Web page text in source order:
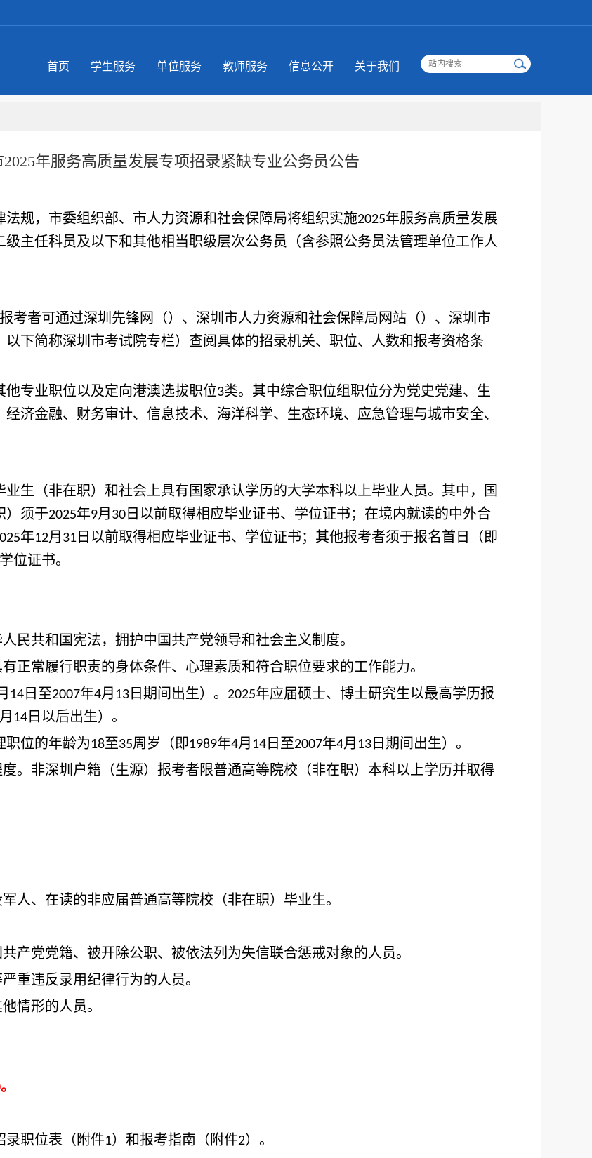
首页 学生服务 单位服务 教师服务 信息公开 关于我们
2025年服务高质量发展专项招录紧缺专业公务员公告
规，市委组织部、市人力资源和社会保障局将组织实施2025年服务高质量发展
主任科员及以下和其他相当职级层次公务员（含参照公务员法管理单位工作人
考者可通过深圳先锋网（）、深圳市人力资源和社会保障局网站（）、深圳市
以下简称深圳市考试院专栏）查阅具体的招录机关、职位、人数和报考资格条
专业职位以及定向港澳选拔职位3类。其中综合职位组职位分为党史党建、生
济金融、财务审计、信息技术、海洋科学、生态环境、应急管理与城市安全、
业生（非在职）和社会上具有国家承认学历的大学本科以上毕业人员。其中，国
）须于2025年9月 30 日以前取得相应毕业证书、学位证书；在境内就读的中外合
年12月 31 日以前取得相应毕业证书、学位证书；其他报考者须于报名首日（即
位证书。
民共和国宪法，拥护中国共产党领导和社会主义制度。
正常履行职责的身体条件、心理素质和符合职位要求的工作能力。
14 日至2007年4月 13 日期间出生）。 2025年应届硕士、博士研究生以最高学历报
月 14 日以后出生）。
位的年龄为18至35周岁（即1989年4月 14 日至2007年4月 13 日期间出生）。
。非深圳户籍（生源）报考者限普通高等院校（非在职）本科以上学历并取得
人、在读的非应届普通高等院校（非在职）毕业生。
产党党籍、被开除公职、被依法列为失信联合惩戒对象的人员。
重违反录用纪律行为的人员。
情形的人员。
。
职位表（附件1）和报考指南（附件2）。